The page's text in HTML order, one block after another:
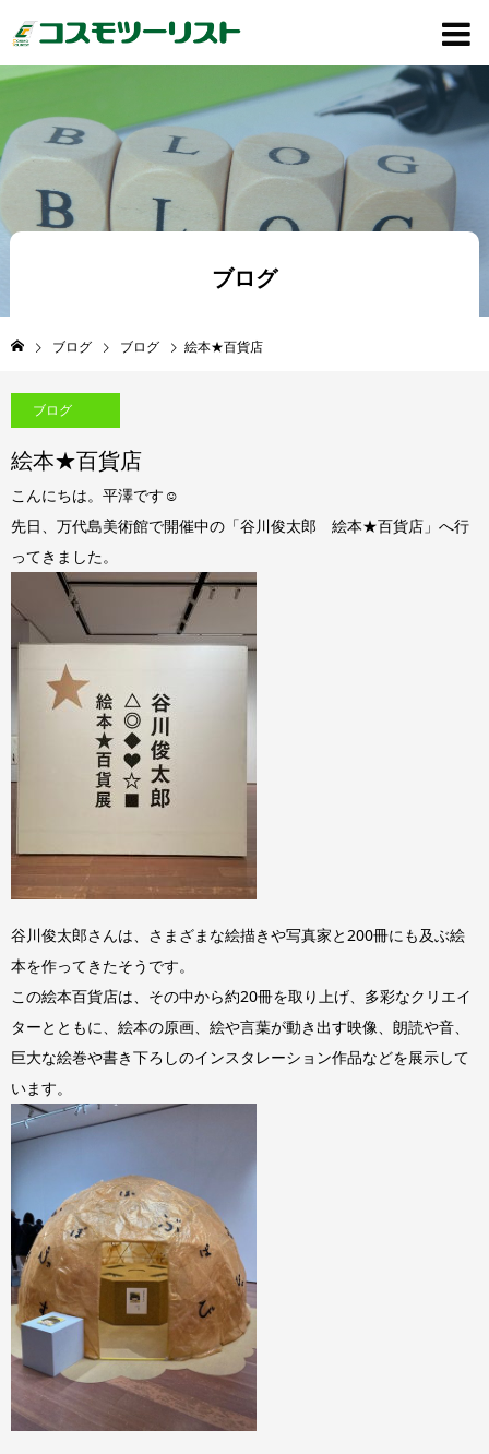
ブログ
ブログ ブログ 絵本★百貨店
ブログ
絵本★百貨店
こんにちは。平澤です☺
先日、万代島美術館で開催中の「谷川俊太郎 絵本★百貨店」へ行
ってきました。
谷川俊太郎さんは、さまざまな絵描きや写真家と200冊にも及ぶ絵
本を作ってきたそうです。
この絵本百貨店は、その中から約20冊を取り上げ、多彩なクリエイ
ターとともに、絵本の原画、絵や言葉が動き出す映像、朗読や音、
巨大な絵巻や書き下ろしのインスタレーション作品などを展示して
います。